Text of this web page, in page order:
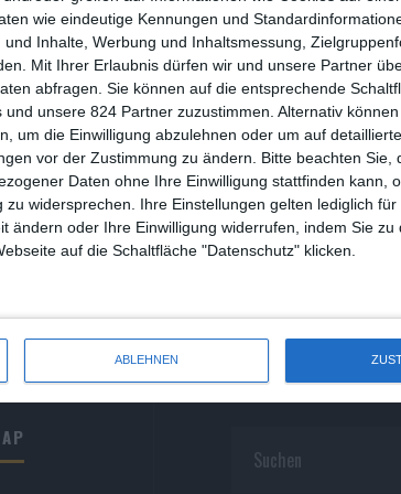
wie eindeutige Kennungen und
Inhalte, Werbung und Inhaltsmessung,
Mit Ihrer Erlaubnis dürfen wir und unsere Partner
abfragen. Sie können auf die entsprechende
unsere 824 Partner zuzustimmen. Alternativ
um die Einwilligung abzulehnen oder um auf
vor der Zustimmung zu ändern.
Bitte beachten Sie,
Daten ohne Ihre Einwilligung stattfinden kann,
widersprechen. Ihre Einstellungen gelten lediglich
ändern oder Ihre Einwilligung widerrufen, indem Sie zu
auf die Schaltfläche "Datenschutz" klicken.
ABLEHNEN